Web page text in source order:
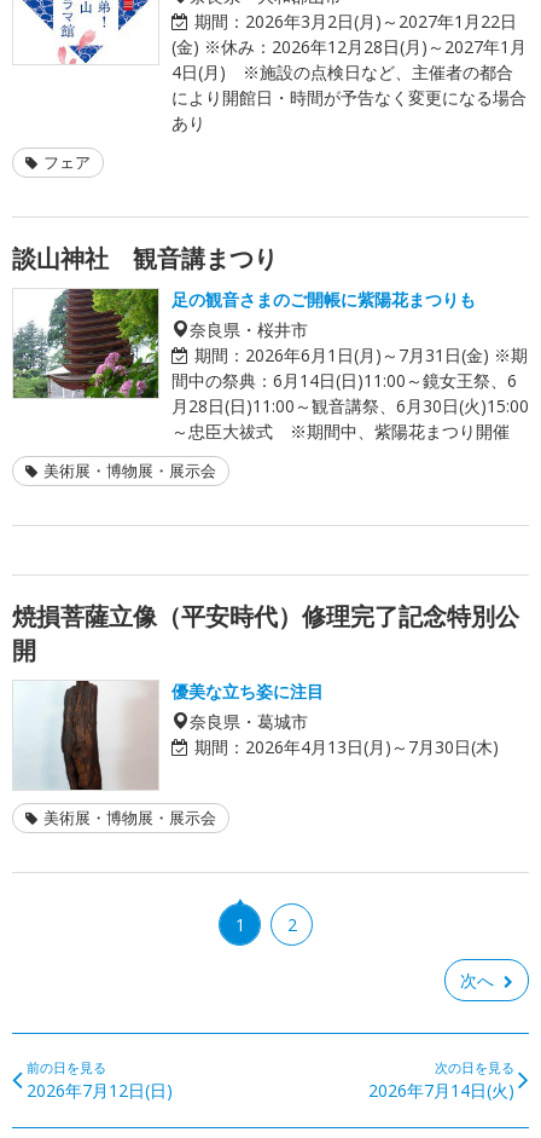
期間： 2026年3月2日(月)～2027年1月22日
(金) ※休み：2026年12月28日(月)～2027年1月
4日(月) ※施設の点検日など、主催者の都合
により開館日・時間が予告なく変更になる場合
あり
フェア
談山神社 観音講まつり
足の観音さまのご開帳に紫陽花まつりも
奈良県・桜井市
期間： 2026年6月1日(月)～7月31日(金) ※期
間中の祭典：6月14日(日)11:00～鏡女王祭、6
月28日(日)11:00～観音講祭、6月30日(火)15:00
～忠臣大祓式 ※期間中、紫陽花まつり開催
美術展・博物展・展示会
焼損菩薩立像（平安時代）修理完了記念特別公
開
優美な立ち姿に注目
奈良県・葛城市
期間： 2026年4月13日(月)～7月30日(木)
美術展・博物展・展示会
1 2
次へ
前の日を見る
2026年7月12日(日)
次の日を見る
2026年7月14日(火)